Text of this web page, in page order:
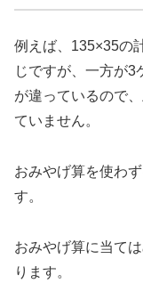
例えば、135×35の
じですが、一方が3
が違っているので
ていません。
おみやげ算を使わ
す。
おみやげ算に当て
ります。